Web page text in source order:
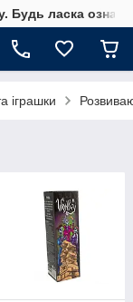
Будь ласка
іграшки